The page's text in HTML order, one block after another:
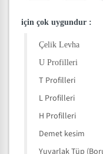
için çok uygundur :
Çelik Levha
U Profilleri
T Profilleri
L Profilleri
H Profilleri
Demet kesim
Yuvarlak Tüp